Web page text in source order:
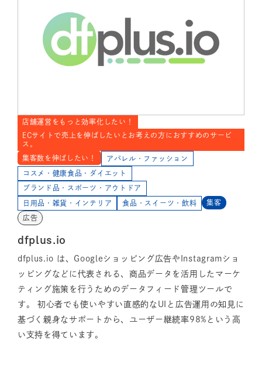
店舗運営をもっと効率化したい！
ECサイトで売上を伸ばしたいとお考えの方におすすめのサービ
ス。
集客数を伸ばしたい！
アパレル・ファッション
コスメ・健康食品・ダイエット
ブランド品・スポーツ・アウトドア
日用品・雑貨・インテリア 食品・スイーツ・飲料 集客
広告
dfplus.io
dfplus.io は、Googleショッピング広告やInstagramショ
ッピングなどに代表される、商品データを活用したマーケ
ティング施策を行うためのデータフィード管理ツールで
す。 初心者でも使いやすい直感的なUIと広告運用の知見に
基づく親身なサポートから、ユーザー継続率98%という高
い支持を得ています。